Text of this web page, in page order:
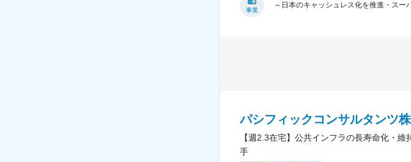
事業
～日本のキャッシュレス化を推進・ス
パシフィックコンサルタンツ
【週2.3在宅】公共インフラの長寿命化・
手